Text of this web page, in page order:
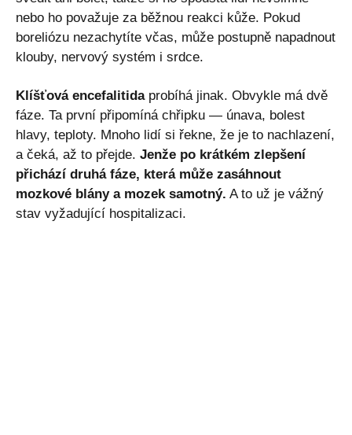
nebo ho považuje za běžnou reakci kůže. Pokud
boreliózu nezachytíte včas, může postupně napadnout
klouby, nervový systém i srdce.
Klíšťová encefalitidaprobíhá jinak. Obvykle má dvě
fáze. Ta první připomíná chřipku — únava, bolest
hlavy, teploty. Mnoho lidí si řekne, že je to nachlazení,
a čeká, až to přejde. Jenže po krátkém zlepšení
přichází druhá fáze, která může zasáhnout
mozkové blány a mozek samotný. A to už je vážný
stav vyžadující hospitalizaci.